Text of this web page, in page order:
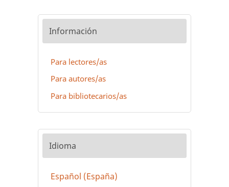
Información
Para lectores/as
Para autores/as
Para bibliotecarios/as
Idioma
Español (España)